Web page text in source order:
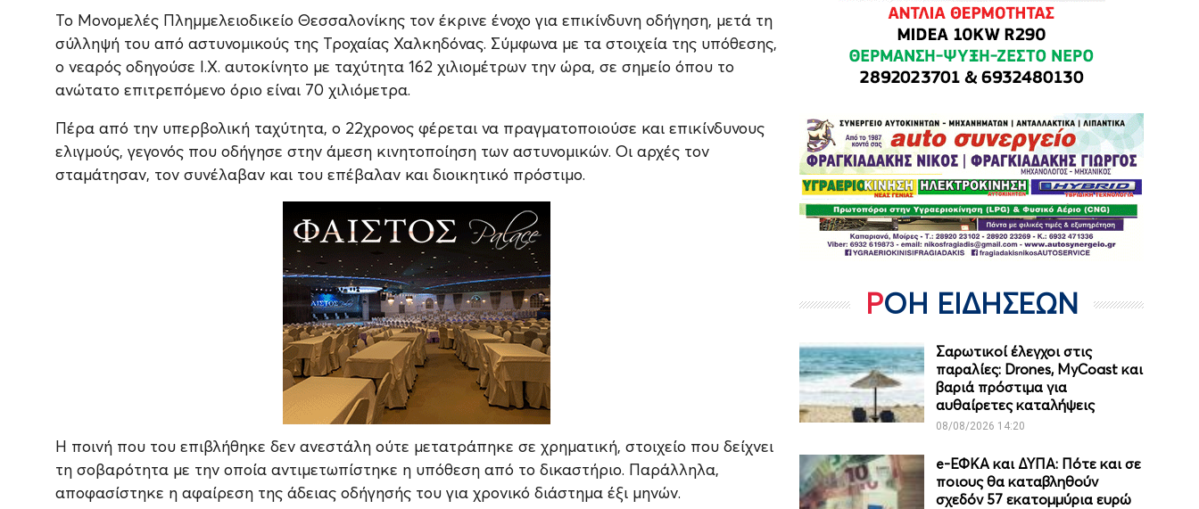
Το Μονομελές Πλημμελειοδικείο Θεσσαλονίκης τον έκρινε ένοχο για επικίνδυνη οδήγηση, μετά τη
σύλληψή του από αστυνομικούς της Τροχαίας Χαλκηδόνας. Σύμφωνα με τα στοιχεία της υπόθεσης,
ο νεαρός οδηγούσε Ι.Χ. αυτοκίνητο με ταχύτητα 162 χιλιομέτρων την ώρα, σε σημείο όπου το
ανώτατο επιτρεπόμενο όριο είναι 70 χιλιόμετρα.
Πέρα από την υπερβολική ταχύτητα, ο 22χρονος φέρεται να πραγματοποιούσε και επικίνδυνους
ελιγμούς, γεγονός που οδήγησε στην άμεση κινητοποίηση των αστυνομικών. Οι αρχές τον
σταμάτησαν, τον συνέλαβαν και του επέβαλαν και διοικητικό πρόστιμο.
Η ποινή που του επιβλήθηκε δεν ανεστάλη ούτε μετατράπηκε σε χρηματική, στοιχείο που δείχνει
τη σοβαρότητα με την οποία αντιμετωπίστηκε η υπόθεση από το δικαστήριο. Παράλληλα,
αποφασίστηκε η αφαίρεση της άδειας οδήγησής του για χρονικό διάστημα έξι μηνών.
ΡΟΗ ΕΙΔΗΣΕΩΝ
Σαρωτικοί έλεγχοι στις
παραλίες: Drones, MyCoast και
βαριά πρόστιμα για
αυθαίρετες καταλήψεις
08/08/2026 14:20
e-ΕΦΚΑ και ΔΥΠΑ: Πότε και σε
ποιους θα καταβληθούν
σχεδόν 57 εκατομμύρια ευρώ